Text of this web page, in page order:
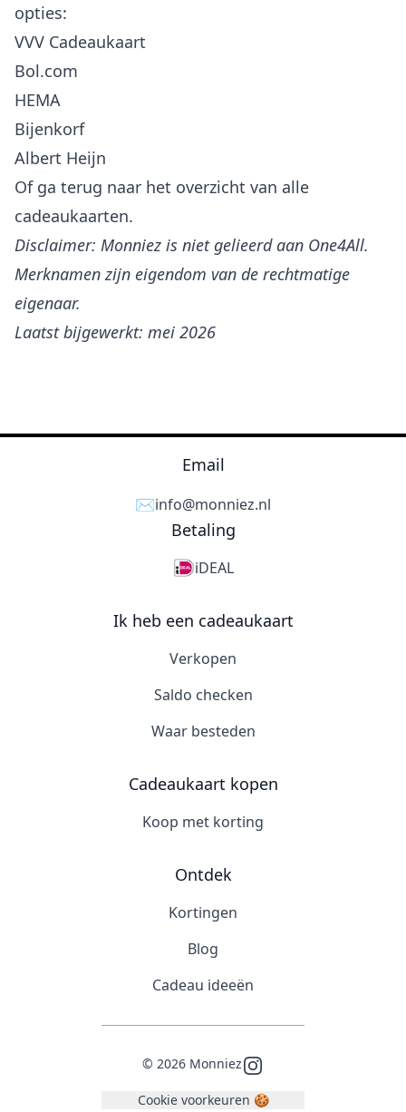
opties:
VVV Cadeaukaart
Bol.com
HEMA
Bijenkorf
Albert Heijn
Of ga terug naar het overzicht van alle
cadeaukaarten.
Disclaimer: Monniez is niet gelieerd aan One4All.
Merknamen zijn eigendom van de rechtmatige
eigenaar.
Laatst bijgewerkt: mei 2026
Email
✉️info@monniez.nl
Betaling
iDEAL
Ik heb een cadeaukaart
Verkopen
Saldo checken
Waar besteden
Cadeaukaart kopen
Koop met korting
Ontdek
Kortingen
Blog
Cadeau ideeën
© 2026 MonniezInstagram
Cookie voorkeuren 🍪